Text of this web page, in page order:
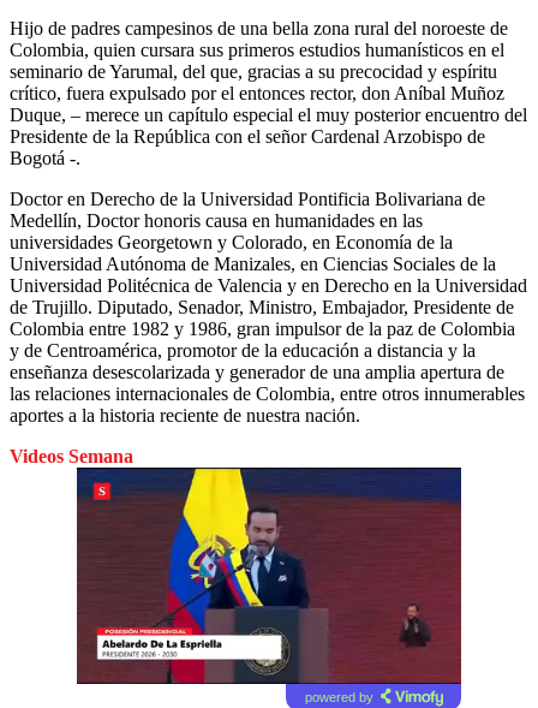
Hijo de padres campesinos de una bella zona rural del noroeste de
Colombia, quien cursara sus primeros estudios humanísticos en el
seminario de Yarumal, del que, gracias a su precocidad y espíritu
crítico, fuera expulsado por el entonces rector, don Aníbal Muñoz
Duque, – merece un capítulo especial el muy posterior encuentro del
Presidente de la República con el señor Cardenal Arzobispo de
Bogotá -.
Doctor en Derecho de la Universidad Pontificia Bolivariana de
Medellín, Doctor honoris causa en humanidades en las
universidades Georgetown y Colorado, en Economía de la
Universidad Autónoma de Manizales, en Ciencias Sociales de la
Universidad Politécnica de Valencia y en Derecho en la Universidad
de Trujillo. Diputado, Senador, Ministro, Embajador, Presidente de
Colombia entre 1982 y 1986, gran impulsor de la paz de Colombia
y de Centroamérica, promotor de la educación a distancia y la
enseñanza desescolarizada y generador de una amplia apertura de
las relaciones internacionales de Colombia, entre otros innumerables
aportes a la historia reciente de nuestra nación.
Videos Semana
powered by